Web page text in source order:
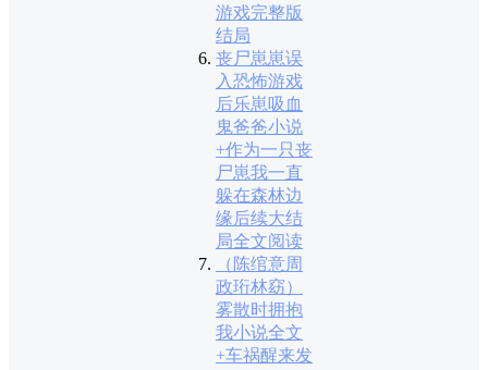
游戏完整版
结局
丧尸崽崽误
入恐怖游戏
后乐崽吸血
鬼爸爸小说
+作为一只丧
尸崽我一直
躲在森林边
缘后续大结
局全文阅读
（陈绾意周
政珩林窈）
雾散时拥抱
我小说全文
+车祸醒来发